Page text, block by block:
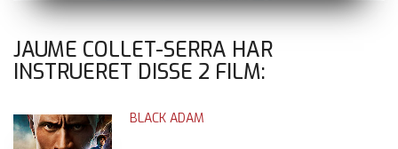
JAUME COLLET-SERRA HAR
INSTRUERET DISSE 2 FILM:
BLACK ADAM